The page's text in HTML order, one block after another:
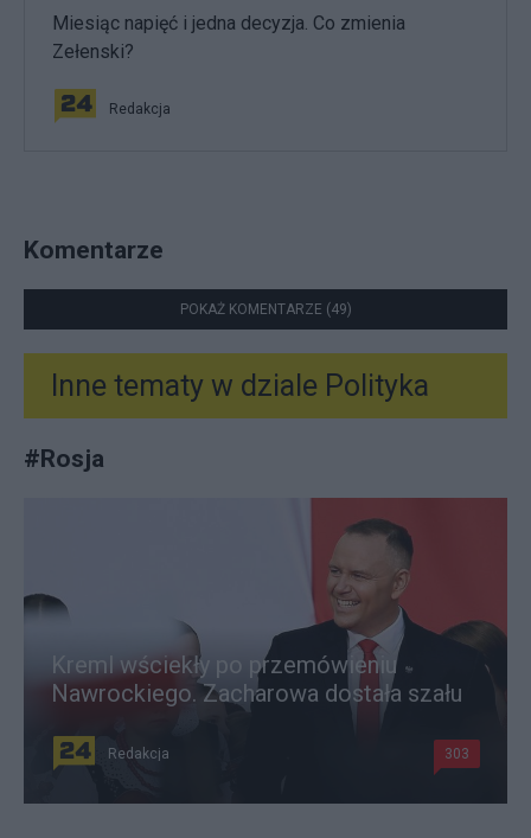
Miesiąc napięć i jedna decyzja. Co zmienia
Zełenski?
Redakcja
Komentarze
POKAŻ KOMENTARZE (49)
Inne tematy w dziale Polityka
#Rosja
Kreml wściekły po przemówieniu
Nawrockiego. Zacharowa dostała szału
Redakcja 303